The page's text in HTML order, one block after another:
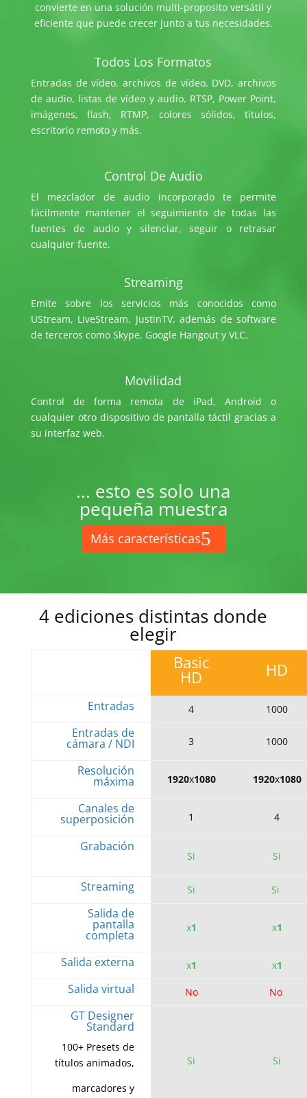
convierte en una solución multi-proposito versátil y
eficiente que puede crecer junto a tus necesidades.
Todos Los Formatos
Entradas de vídeo, archivos de vídeo, DVD, archivos
de audio, listas de vídeo y audio, RTSP, Power Point,
imágenes, flash, RTMP, colores sólidos, títulos,
escritorio remoto y más.
Control De Audio
El mezclador de audio incorporado te permite
fácilmente mantener el seguimiento de todas las
fuentes de audio y silenciar, seguir o retrasar
cualquier fuente.
Streaming
Emite sobre los servicios más conocidos como
UStream, LiveStream, JustinTV, además de software
de terceros como Skype, Google Hangout y VLC.
Movilidad
Control de forma remota de iPad, Android o
cualquier otro dispositivo de pantalla táctil gracias a
su interfaz web.
... esto es solo una
pequeña muestra
Más características
4 ediciones distintas donde
elegir
Basic
HD HD
Entradas 4 1000
Entradas de
cámara / NDI 3 1000
Resolución
máxima 1920x1080 1920x1080
Canales de
superposición 1 4
Grabación
Si Si
Streaming Si Si
Salida de
pantalla
completa
x1 x1
Salida externa x1 x1
Salida virtual No No
GT Designer
Standard
100+ Presets de
títulos animados,
marcadores y
Si Si